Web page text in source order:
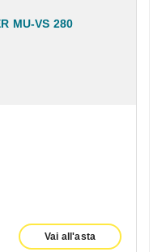
Vai all'asta